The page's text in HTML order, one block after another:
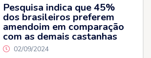
Pesquisa indica que 45%
dos brasileiros preferem
amendoim em comparação
com as demais castanhas
02/09/2024